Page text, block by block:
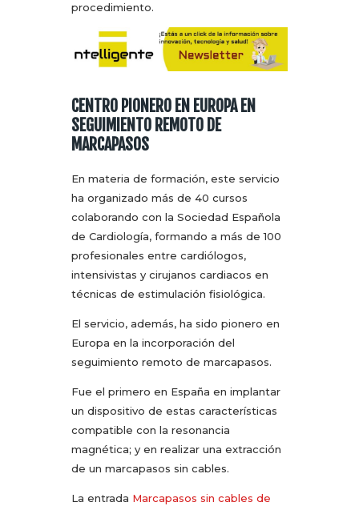
procedimiento.
CENTRO PIONERO EN EUROPA EN
SEGUIMIENTO REMOTO DE
MARCAPASOS
En materia de formación, este servicio
ha organizado más de 40 cursos
colaborando con la Sociedad Española
de Cardiología, formando a más de 100
profesionales entre cardiólogos,
intensivistas y cirujanos cardiacos en
técnicas de estimulación fisiológica.
El servicio, además, ha sido pionero en
Europa en la incorporación del
seguimiento remoto de marcapasos.
Fue el primero en España en implantar
un dispositivo de estas características
compatible con la resonancia
magnética; y en realizar una extracción
de un marcapasos sin cables.
La entrada Marcapasos sin cables de